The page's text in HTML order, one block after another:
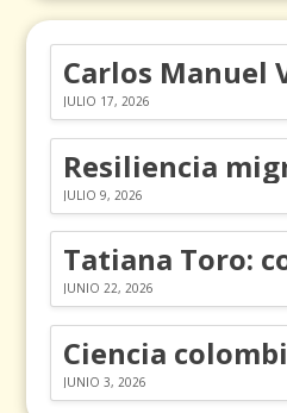
JULIO 17, 2026
JULIO 9, 2026
JUNIO 22, 2026
JUNIO 3, 2026